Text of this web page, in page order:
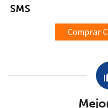
Un caracter especial
Mantente en contacto
SMS
Comprar